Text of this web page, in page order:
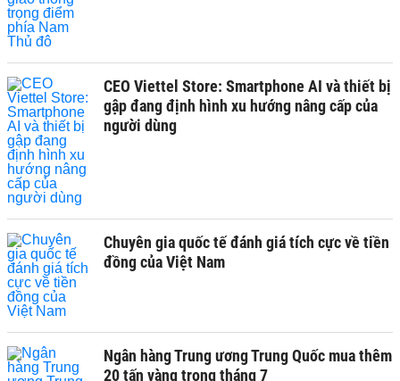
CEO Viettel Store: Smartphone AI và thiết bị
gập đang định hình xu hướng nâng cấp của
người dùng
Chuyên gia quốc tế đánh giá tích cực về tiền
đồng của Việt Nam
Ngân hàng Trung ương Trung Quốc mua thêm
20 tấn vàng trong tháng 7